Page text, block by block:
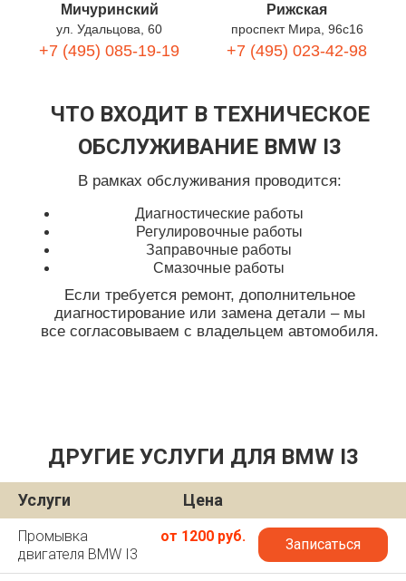
Мичуринский
ул. Удальцова, 60
+7 (495) 085-19-19
Рижская
проспект Мира, 96с16
+7 (495) 023-42-98
ЧТО ВХОДИТ В ТЕХНИЧЕСКОЕ
ОБСЛУЖИВАНИЕ BMW I3
В рамках обслуживания проводится:
Диагностические работы
Регулировочные работы
Заправочные работы
Смазочные работы
Если требуется ремонт, дополнительное
диагностирование или замена детали – мы
все согласовываем с владельцем автомобиля.
ДРУГИЕ УСЛУГИ ДЛЯ BMW I3
Услуги Цена
Промывка
двигателя BMW I3
от 1200 руб. Записаться